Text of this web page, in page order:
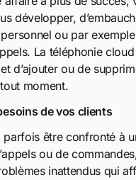
développer,
ou par exemple
La téléphonie
d’ajouter ou de
moment.
de vos clients
parfois être confronté à
ou de
inattendus qui